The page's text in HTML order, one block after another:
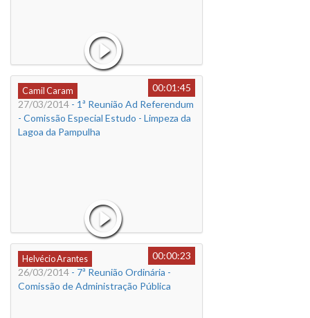
Camil Caram
00:01:45
27/03/2014 - 1ª Reunião Ad Referendum
- Comissão Especial Estudo - Limpeza da
Lagoa da Pampulha
Helvécio Arantes
00:00:23
26/03/2014 - 7ª Reunião Ordinária -
Comissão de Administração Pública